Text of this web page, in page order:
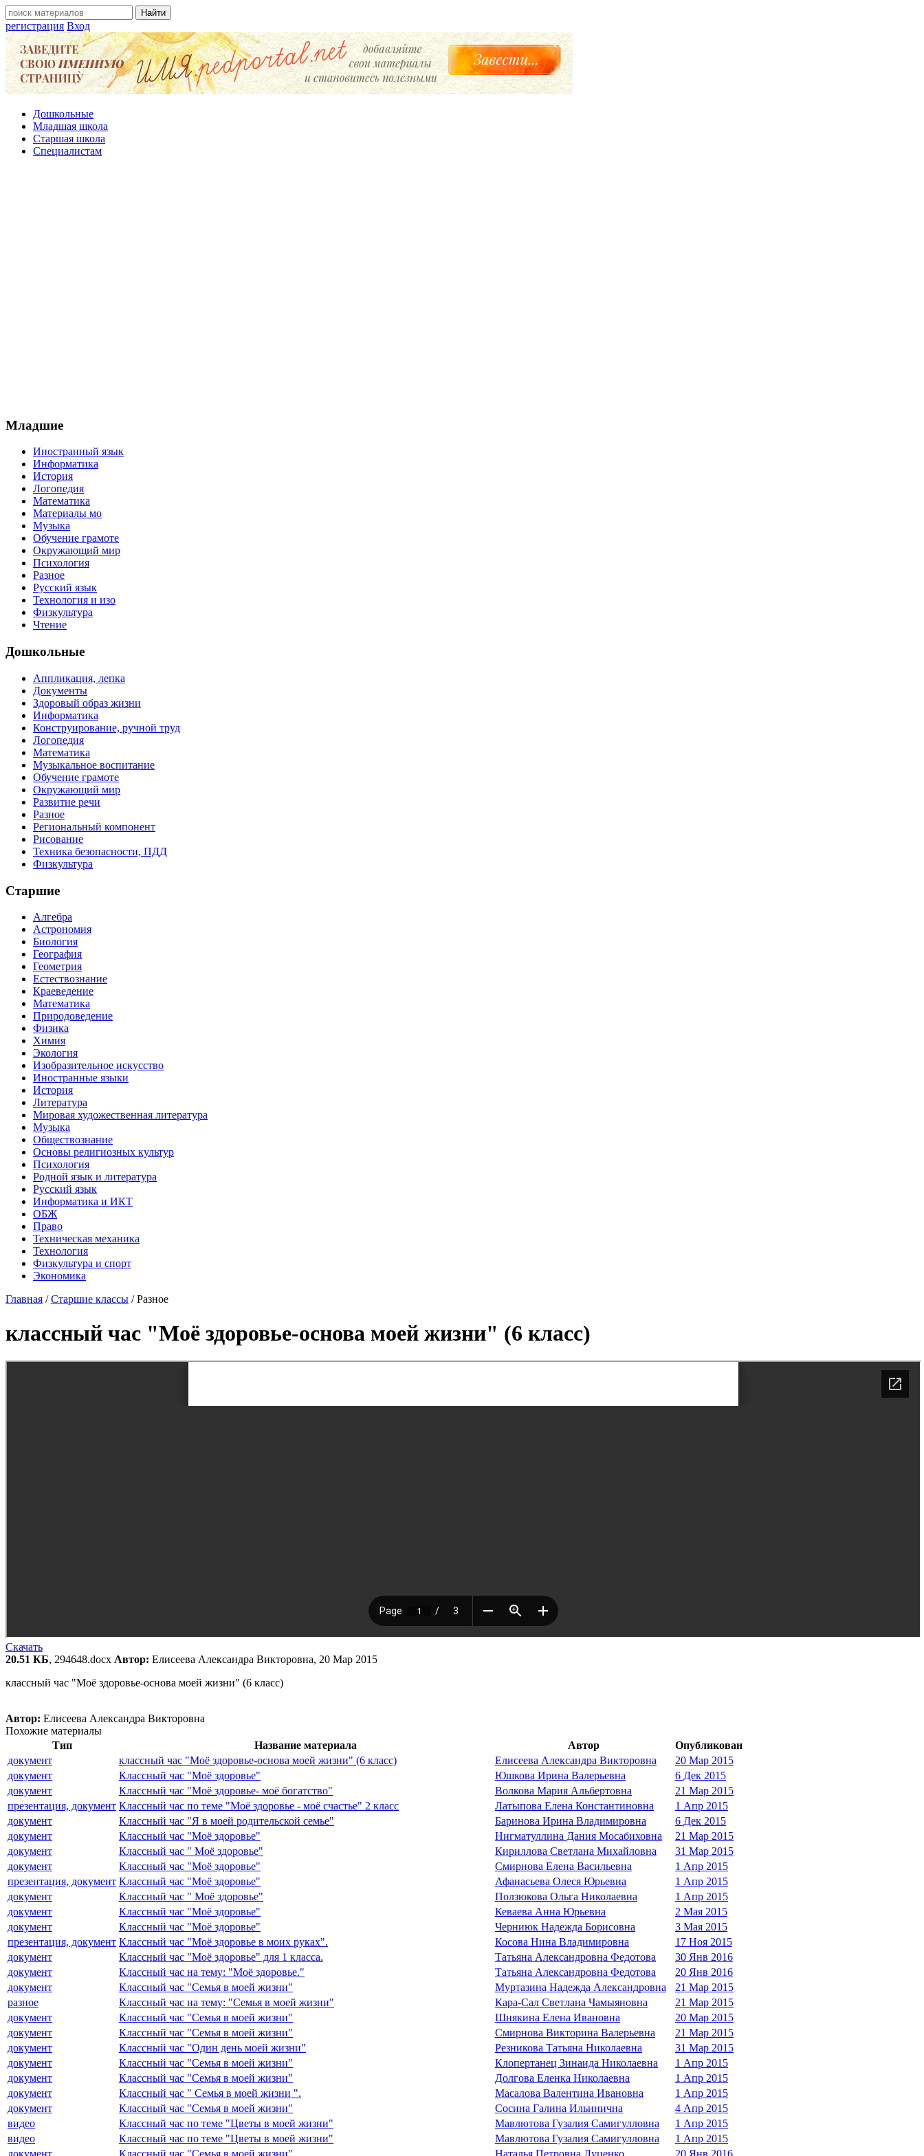
регистрация Вход
Дошкольные
Младшая школа
Старшая школа
Специалистам
Младшие
Иностранный язык
Информатика
История
Логопедия
Математика
Материалы мо
Музыка
Обучение грамоте
Окружающий мир
Психология
Разное
Русский язык
Технология и изо
Физкультура
Чтение
Дошкольные
Аппликация, лепка
Документы
Здоровый образ жизни
Информатика
Конструирование, ручной труд
Логопедия
Математика
Музыкальное воспитание
Обучение грамоте
Окружающий мир
Развитие речи
Разное
Региональный компонент
Рисование
Техника безопасности, ПДД
Физкультура
Старшие
Алгебра
Астрономия
Биология
География
Геометрия
Естествознание
Краеведение
Математика
Природоведение
Физика
Химия
Экология
Изобразительное искусство
Иностранные языки
История
Литература
Мировая художественная литература
Музыка
Обществознание
Основы религиозных культур
Психология
Родной язык и литература
Русский язык
Информатика и ИКТ
ОБЖ
Право
Техническая механика
Технология
Физкультура и спорт
Экономика
Главная /Старшие классы /Разное
классный час "Моё здоровье-основа моей жизни" (6 класс)
Скачать
20.51 КБ, 294648.docx Автор: Елисеева Александра Викторовна, 20 Мар 2015
классный час "Моё здоровье-основа моей жизни" (6 класс)
Автор: Елисеева Александра Викторовна
Похожие материалы
Тип
Название материала Автор
Опубликован
документ
классный час "Моё здоровье-основа моей жизни" (6 класс) Елисеева Александра Викторовна
20 Мар 2015
документ
Классный час "Моё здоровье" Юшкова Ирина Валерьевна
6 Дек 2015
документ
Классный час "Моё здоровье- моё богатство" Волкова Мария Альбертовна
21 Мар 2015
презентация, документ Классный час по теме "Моё здоровье - моё счастье" 2 класс Латыпова Елена Константиновна
1 Апр 2015
документ
Классный час "Я в моей родительской семье" Баринова Ирина Владимировна
6 Дек 2015
документ
Классный час "Моё здоровье" Нигматуллина Дания Мосабиховна
21 Мар 2015
документ
Классный час " Моё здоровье" Кириллова Светлана Михайловна
31 Мар 2015
документ
Классный час "Моё здоровье" Смирнова Елена Васильевна
1 Апр 2015
презентация, документ Классный час "Моё здоровье" Афанасьева Олеся Юрьевна
1 Апр 2015
документ
Классный час " Моё здоровье" Ползюкова Ольга Николаевна
1 Апр 2015
документ
Классный час "Моё здоровье" Кеваева Анна Юрьевна
2 Мая 2015
документ
Классный час "Моё здоровье" Черниюк Надежда Борисовна
3 Мая 2015
презентация, документ Классный час "Моё здоровье в моих руках". Косова Нина Владимировна
17 Ноя 2015
документ
Классный час "Моё здоровье" для 1 класса. Татьяна Александровна Федотова
30 Янв 2016
документ
Классный час на тему: "Моё здоровье." Татьяна Александровна Федотова
20 Янв 2016
документ
Классный час "Семья в моей жизни" Муртазина Надежда Александровна
21 Мар 2015
разное
Классный час на тему: "Семья в моей жизни" Кара-Сал Светлана Чамыяновна
21 Мар 2015
документ
Классный час "Семья в моей жизни" Шнякина Елена Ивановна
20 Мар 2015
документ
Классный час "Семья в моей жизни" Смирнова Викторина Валерьевна
21 Мар 2015
документ
Классный час "Один день моей жизни" Резникова Татьяна Николаевна
31 Мар 2015
документ
Классный час "Семья в моей жизни" Клопертанец Зинаида Николаевна
1 Апр 2015
документ
Классный час "Семья в моей жизни" Долгова Еленка Николаевна
1 Апр 2015
документ
Классный час " Семья в моей жизни ". Масалова Валентина Ивановна
1 Апр 2015
документ
Классный час "Семья в моей жизни" Сосина Галина Ильинична
4 Апр 2015
видео
Классный час по теме "Цветы в моей жизни" Мавлютова Гузалия Самигулловна
1 Апр 2015
видео
Классный час по теме "Цветы в моей жизни" Мавлютова Гузалия Самигулловна
1 Апр 2015